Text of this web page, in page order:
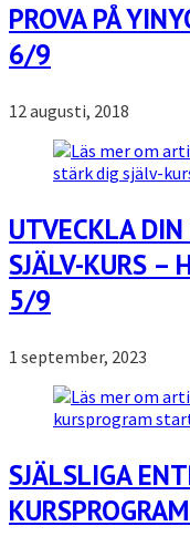
PROVA PÅ
6/9
12 augusti, 2018
UTVECKLA
SJÄLV-KURS –
5/9
1 september, 2023
SJÄLSLIGA